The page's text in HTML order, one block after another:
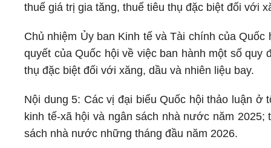
thuế giá trị gia tăng, thuế tiêu thụ đặc biệt đối với
Chủ nhiệm Ủy ban Kinh tế và Tài chính của
quyết của Quốc hội về việc ban hành một số
thụ đặc biệt đối với xăng, dầu và nhiên liệu bay.
Nội dung 5: Các vị đại biểu Quốc hội thảo luận
kinh tế-xã hội và ngân sách nhà nước năm
sách nhà nước những tháng đầu năm 2026.